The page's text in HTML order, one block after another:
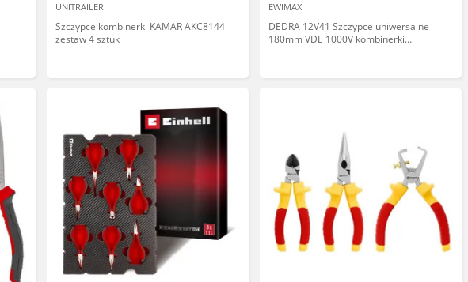
UNITRAILER
Szczypce kombinerki KAMAR AKC8144
zestaw 4 sztuk
EWIMAX
DEDRA 12V41 Szczypce uniwersalne
180mm VDE 1000V kombinerki